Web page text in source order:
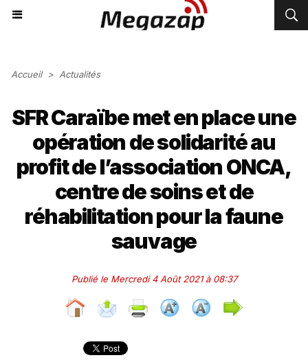
Accueil > Actualités
SFR Caraïbe met en place une
opération de solidarité au
profit de l’association ONCA,
centre de soins et de
réhabilitation pour la faune
sauvage
Publié le Mercredi 4 Août 2021 à 08:37